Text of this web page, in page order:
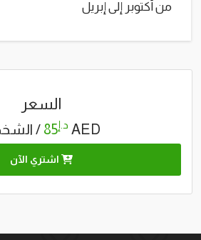
من أكتوبر إلى إبريل
السعر
AED د.إ85
/
اشتري الآن